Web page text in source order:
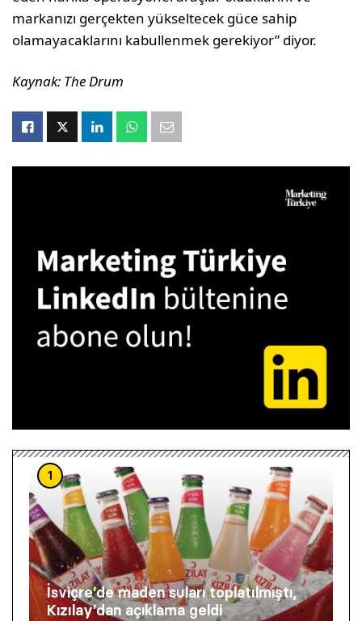
markanızı gerçekten yükseltecek güce sahip
olamayacaklarını kabullenmek gerekiyor” diyor.
Kaynak: The Drum
1
İsviçre’de maden suları toplatılmıştı,
Kızılay’dan açıklama geldi